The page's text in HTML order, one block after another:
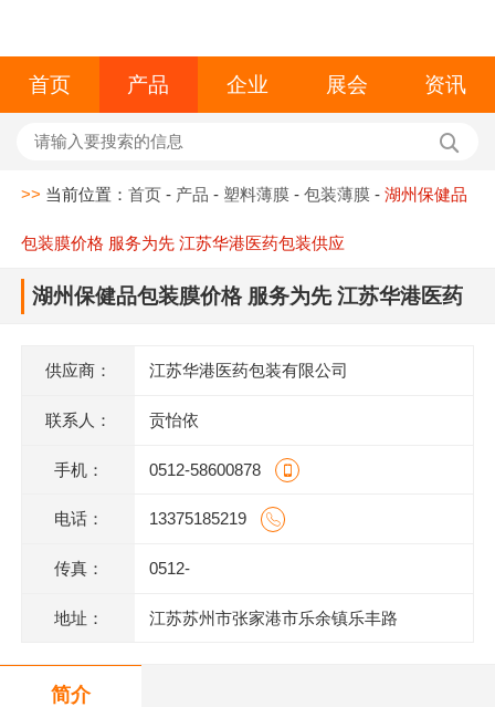
首页 产品 企业 展会 资讯
>> 当前位置：首页 - 产品 - 塑料薄膜 -包装薄膜 -湖州保健品
包装膜价格 服务为先 江苏华港医药包装供应
湖州保健品包装膜价格 服务为先 江苏华港医药
供应商： 江苏华港医药包装有限公司
联系人： 贡怡依
手机： 0512-58600878
电话： 13375185219
传真： 0512-
地址： 江苏苏州市张家港市乐余镇乐丰路
简介